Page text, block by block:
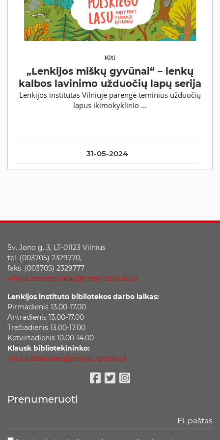
31-05-2024
Kiti
„Lenkijos miškų gyvūnai“ – lenkų
kalbos lavinimo užduočių lapų serija
Lenkijos institutas Vilniuje parengė teminius užduočių
lapus ikimokyklinio ...
Šv. Jono g. 3, LT-01123 Vilnius
tel. (003705) 2329770,
faks. (003705) 2329777
vilnius.sekretoriatas@instytutpolski.pl
Lenkijos instituto bibliotekos darbo laikas:
Pirmadienis 13.00-17.00
Antradienis 13.00-17.00
Trečiadienis 13.00-17.00
Ketvirtadienis 10.00-14.00
Klausk bibliotekininko:
vilnius.biblioteka@instytutpolski.pl
Prenumeruoti